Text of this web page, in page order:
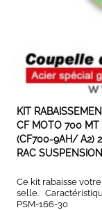
KIT
CF MOTO 700 MT
(CF700-9AH/ A2)
RAC
Ce kit rabaisse
selle.
PSM-166-30